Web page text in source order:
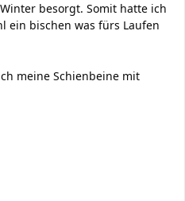
besorgt. Somit hatte ich
ein bischen was fürs Laufen
meine Schienbeine mit